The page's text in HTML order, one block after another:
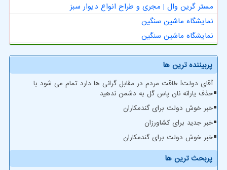
مستر گرین وال | مجری و طراح انواع دیوار سبز
نمایشگاه ماشین سنگین
نمایشگاه ماشین سنگین
پربیننده ترین ها
آقای دولت! طاقت مردم در مقابل گرانی ها دارد تمام می شود با
حذف یارانه نان پاس گل به دشمن ندهید
خبر خوش دولت برای گندمکاران
خبر جدید برای کشاورزان
خبر خوش دولت برای گندمکاران
پربحث ترین ها